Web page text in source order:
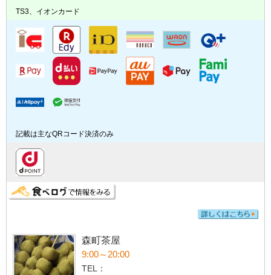
TS3、イオンカード
記載は主なQRコード決済のみ
森町茶屋
9:00～20:00
TEL：